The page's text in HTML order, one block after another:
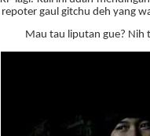
gaul gitchu deh yang
Mau tau liputan gue? Nih